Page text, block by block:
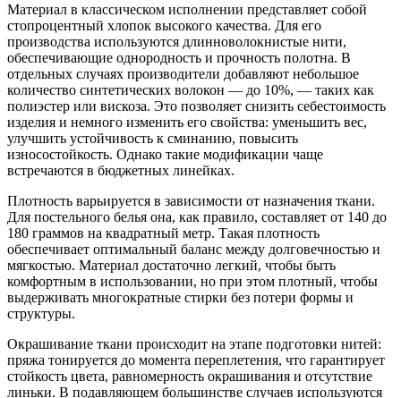
Материал в классическом исполнении представляет собой
стопроцентный хлопок высокого качества. Для его
производства используются длинноволокнистые нити,
обеспечивающие однородность и прочность полотна. В
отдельных случаях производители добавляют небольшое
количество синтетических волокон — до 10%, — таких как
полиэстер или вискоза. Это позволяет снизить себестоимость
изделия и немного изменить его свойства: уменьшить вес,
улучшить устойчивость к сминанию, повысить
износостойкость. Однако такие модификации чаще
встречаются в бюджетных линейках.
Плотность варьируется в зависимости от назначения ткани.
Для постельного белья она, как правило, составляет от 140 до
180 граммов на квадратный метр. Такая плотность
обеспечивает оптимальный баланс между долговечностью и
мягкостью. Материал достаточно легкий, чтобы быть
комфортным в использовании, но при этом плотный, чтобы
выдерживать многократные стирки без потери формы и
структуры.
Окрашивание ткани происходит на этапе подготовки нитей:
пряжа тонируется до момента переплетения, что гарантирует
стойкость цвета, равномерность окрашивания и отсутствие
линьки. В подавляющем большинстве случаев используются